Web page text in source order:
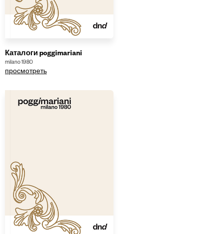
Каталоги poggimariani
milano 1980
просмотреть